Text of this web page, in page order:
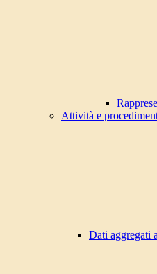
Attività e
Dati aggregati